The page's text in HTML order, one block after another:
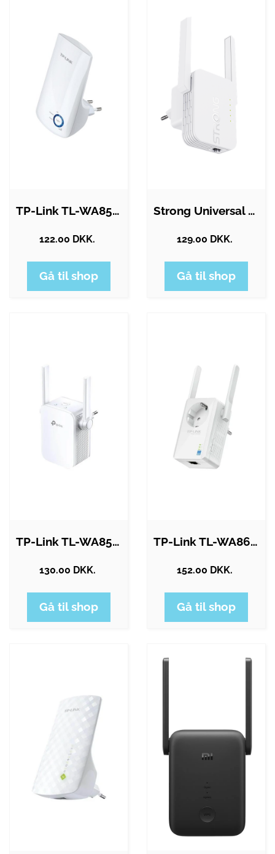
TP-Link TL-WA854RE 300 Mbps Universal…
122.00 DKK.
Gå til shop
Strong Universal Repeater 300S - Wi-Fi…
129.00 DKK.
Gå til shop
TP-Link TL-WA855RE 300Mbps Wi-Fi Range…
130.00 DKK.
Gå til shop
TP-Link TL-WA860RE 300Mbps Wi-Fi Range…
152.00 DKK.
Gå til shop